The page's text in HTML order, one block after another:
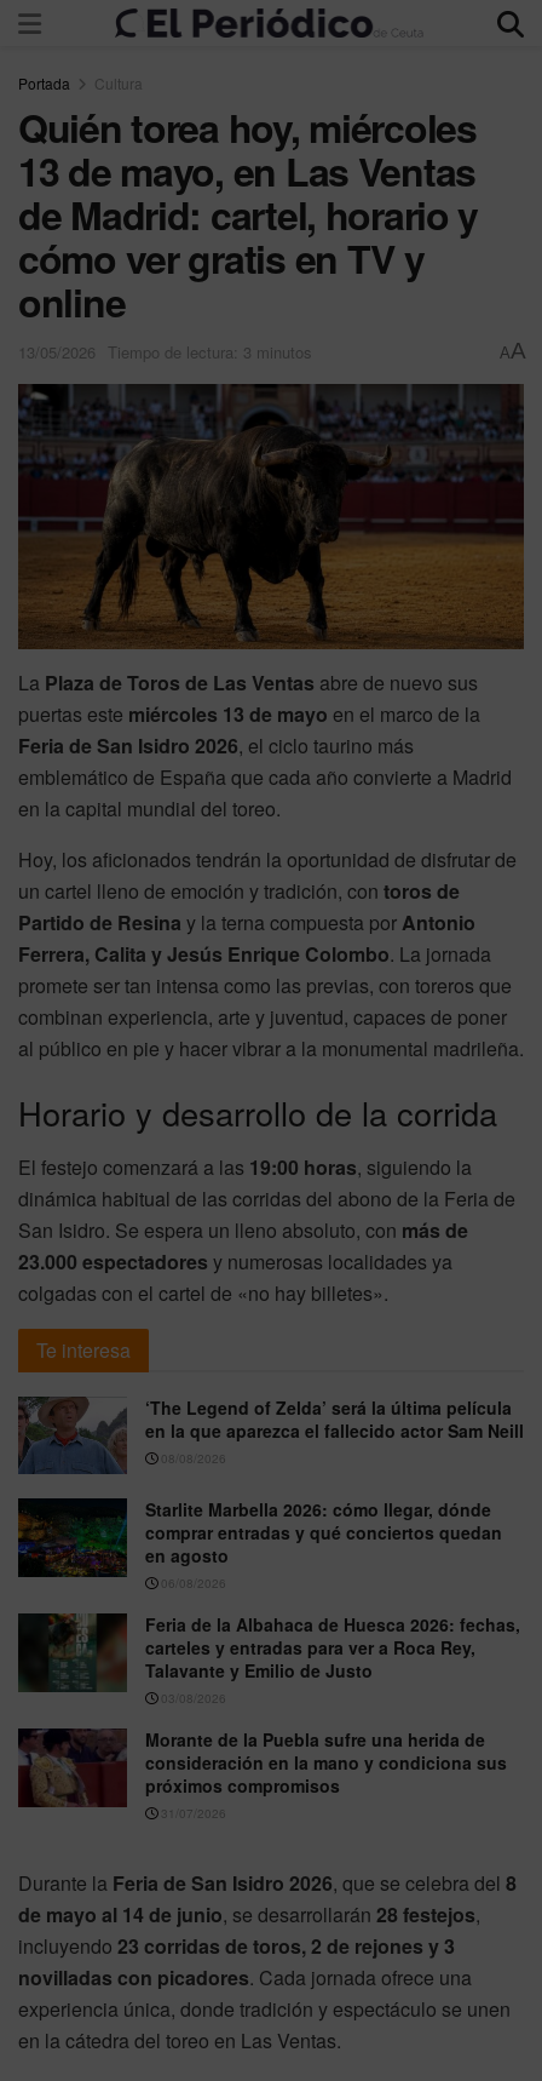
Portada Cultura
Quién torea hoy, miércoles
13 de mayo, en Las Ventas
de Madrid: cartel, horario y
cómo ver gratis en TV y
online
13/05/2026 Tiempo de lectura: 3 minutos AA
La Plaza de Toros de Las Ventas abre de nuevo sus
puertas este miércoles 13 de mayo en el marco de la
Feria de San Isidro 2026, el ciclo taurino más
emblemático de España que cada año convierte a Madrid
en la capital mundial del toreo.
Hoy, los aficionados tendrán la oportunidad de disfrutar de
un cartel lleno de emoción y tradición, con toros de
Partido de Resina y la terna compuesta porAntonio
Ferrera, Calita y Jesús Enrique Colombo. La jornada
promete ser tan intensa como las previas, con toreros que
combinan experiencia, arte y juventud, capaces de poner
al público en pie y hacer vibrar a la monumental madrileña.
Horario y desarrollo de la corrida
El festejo comenzará a las 19:00 horas, siguiendo la
dinámica habitual de las corridas del abono de la Feria de
San Isidro. Se espera un lleno absoluto, con más de
23.000 espectadores y numerosas localidades ya
colgadas con el cartel de «no hay billetes».
Te interesa
‘The Legend of Zelda’ será la última película
en la que aparezca el fallecido actor Sam Neill
08/08/2026
Starlite Marbella 2026: cómo llegar, dónde
comprar entradas y qué conciertos quedan
en agosto
06/08/2026
Feria de la Albahaca de Huesca 2026: fechas,
carteles y entradas para ver a Roca Rey,
Talavante y Emilio de Justo
03/08/2026
Morante de la Puebla sufre una herida de
consideración en la mano y condiciona sus
próximos compromisos
31/07/2026
Durante la Feria de San Isidro 2026, que se celebra del 8
de mayo al 14 de junio, se desarrollarán 28 festejos,
incluyendo 23 corridas de toros, 2 de rejones y 3
novilladas con picadores. Cada jornada ofrece una
experiencia única, donde tradición y espectáculo se unen
en la cátedra del toreo en Las Ventas.